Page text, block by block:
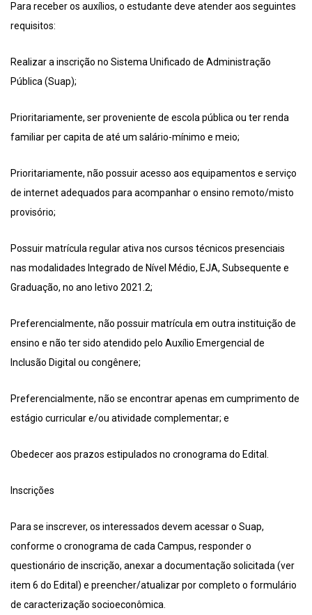
Para receber os auxílios, o estudante deve atender aos seguintes
requisitos:
Realizar a inscrição no Sistema Unificado de Administração
Pública (Suap);
Prioritariamente, ser proveniente de escola pública ou ter renda
familiar per capita de até um salário-mínimo e meio;
Prioritariamente, não possuir acesso aos equipamentos e serviço
de internet adequados para acompanhar o ensino remoto/misto
provisório;
Possuir matrícula regular ativa nos cursos técnicos presenciais
nas modalidades Integrado de Nível Médio, EJA, Subsequente e
Graduação, no ano letivo 2021.2;
Preferencialmente, não possuir matrícula em outra instituição de
ensino e não ter sido atendido pelo Auxílio Emergencial de
Inclusão Digital ou congênere;
Preferencialmente, não se encontrar apenas em cumprimento de
estágio curricular e/ou atividade complementar; e
Obedecer aos prazos estipulados no cronograma do Edital.
Inscrições
Para se inscrever, os interessados devem acessar o Suap,
conforme o cronograma de cada Campus, responder o
questionário de inscrição, anexar a documentação solicitada (ver
item 6 do Edital) e preencher/atualizar por completo o formulário
de caracterização socioeconômica.